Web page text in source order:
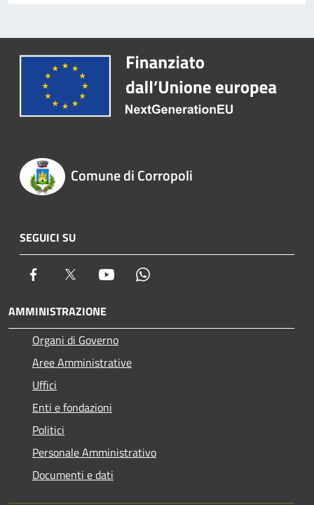
Comune di Corropoli
SEGUICI SU
Facebook Twitter Youtube
AMMINISTRAZIONE
Organi di Governo
Aree Amministrative
Uffici
Enti e fondazioni
Politici
Personale Amministrativo
Documenti e dati